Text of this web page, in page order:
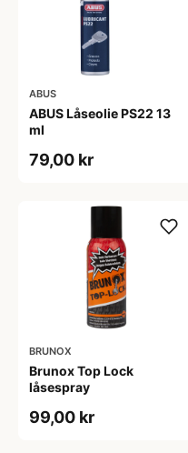
ABUS
ABUS Låseolie PS22 13
ml
79,00 kr
BRUNOX
Brunox Top Lock
låsespray
99,00 kr